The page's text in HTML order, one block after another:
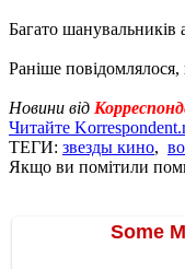
Багато шанувальників
Раніше
Новини від
Читайте
ТЕГИ: звезды кино,
Якщо ви помітили